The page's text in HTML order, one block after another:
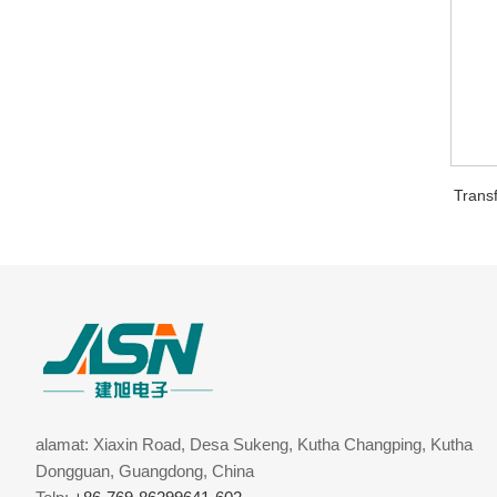
alamat: Xiaxin Road, Desa Sukeng, Kutha Changping, Kutha
Dongguan, Guangdong, China